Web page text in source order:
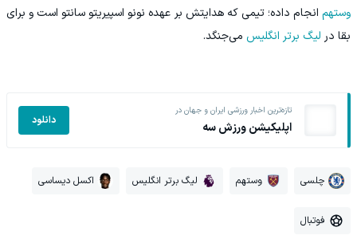
وستهم انجام داده؛ تیمی که هدایتش بر عهده نونو اسپیریتو سانتو است و برای
بقا در لیگ برتر انگلیس می‌جنگد.
تازه‌ترین اخبار ورزشی ایران و جهان در
اپلیکیشن ورزش سه دانلود
چلسی وستهم لیگ برتر انگلیس اکسل دیساسی
فوتبال